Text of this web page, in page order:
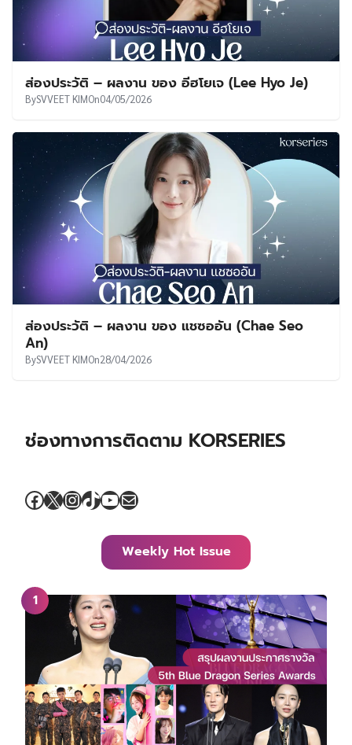
ส่องประวัติ – ผลงาน ของ อีฮโยเจ (Lee Hyo Je)
BySVVEET KIMOn04/05/2026
ส่องประวัติ – ผลงาน ของ แชซออัน (Chae Seo
An)
BySVVEET KIMOn28/04/2026
ช่องทางการติดตาม KORSERIES
Facebook
X Instagram
TikTok
YouTube
Mail
Weekly Hot Issue